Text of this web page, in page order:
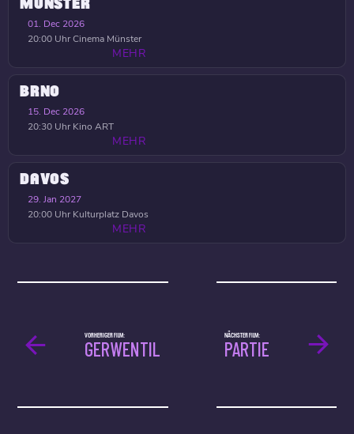
MÜNSTER
01. Dec 2026
20:00 UhrCinema Münster
MEHR
BRNO
15. Dec 2026
20:30 Uhr Kino ART
MEHR
DAVOS
29. Jan 2027
20:00 Uhr Kulturplatz Davos
MEHR
NÄCHSTER FILM:
PARTIE
VORHERIGER FILM:
GERWENTIL